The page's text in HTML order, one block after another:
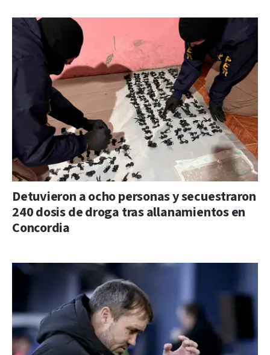
Detuvieron a ocho personas y secuestraron
240 dosis de droga tras allanamientos en
Concordia